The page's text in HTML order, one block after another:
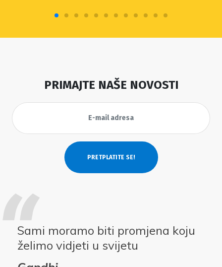
PRIMAJTE NAŠE NOVOSTI
Sami moramo biti promjena koju
želimo vidjeti u svijetu